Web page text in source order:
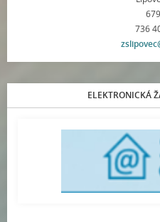
736
ELEKTRONICKÁ